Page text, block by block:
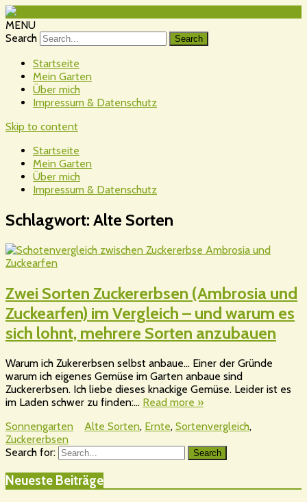
MENU
Search
Startseite
Mein Garten
Über mich
Impressum & Datenschutz
Skip to content
Startseite
Mein Garten
Über mich
Impressum & Datenschutz
Schlagwort: Alte Sorten
Zwei Sorten Zuckererbsen (Ambrosia und
Zuckearfen) im Vergleich – und warum es
sich lohnt, mehrere Sorten anzubauen
Warum ich Zukererbsen selbst anbaue… Einer der Gründe
warum ich eigenes Gemüse im Garten anbaue sind
Zuckererbsen. Ich liebe dieses knackige Gemüse. Leider ist es
im Laden schwer zu finden:… Read more »
Sonnengarten
Alte Sorten, Ernte, Sortenvergleich,
Zuckererbsen
Search for:
Search
Neueste Beiträge